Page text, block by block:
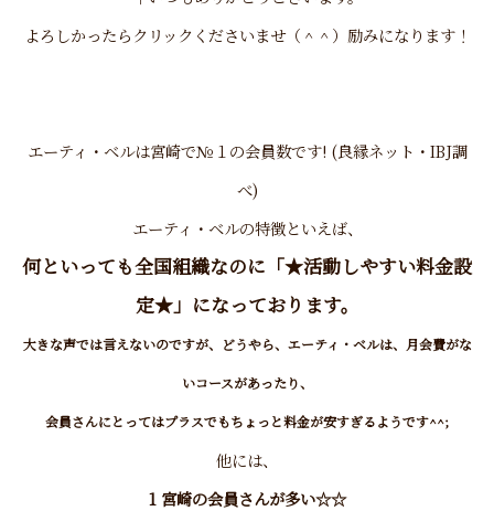
よろしかったらクリックくださいませ（＾＾）励みになります！
エーティ・ベルは宮崎で№１の会員数です! (良縁ネット・IBJ調
べ)
エーティ・ベルの特徴といえば、
何といっても全国組織なのに「★活動しやすい料金設
定★」になっております。
大きな声では言えないのですが、どうやら、エーティ・ベルは、月会費がな
いコースがあったり、
会員さんにとってはプラスでもちょっと料金が安すぎるようです^^;
他には、
1 宮崎の会員さんが多い☆☆